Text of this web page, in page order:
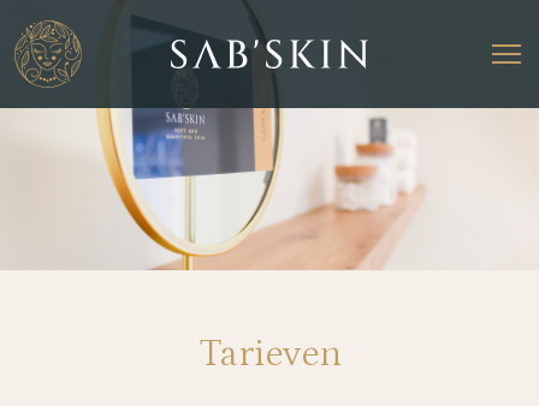
Tarieven